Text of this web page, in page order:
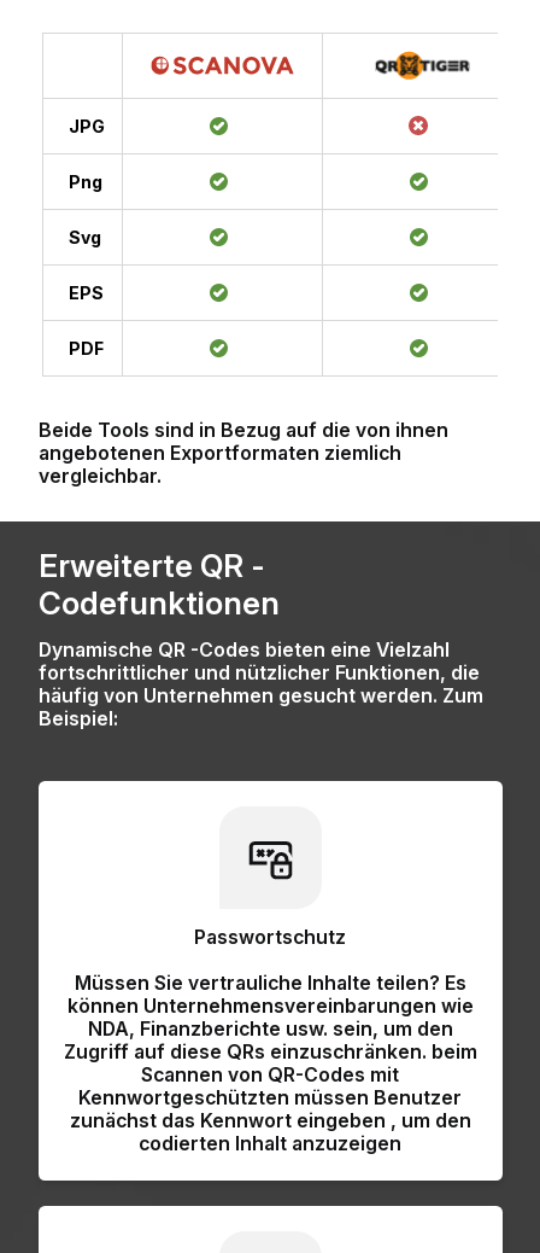
JPG
Png
Svg
EPS
PDF
Beide Tools sind in Bezug auf die von ihnen
angebotenen Exportformaten ziemlich
vergleichbar.
Erweiterte QR -
Codefunktionen
Dynamische QR -Codes bieten eine Vielzahl
fortschrittlicher und nützlicher Funktionen, die
häufig von Unternehmen gesucht werden. Zum
Beispiel:
Passwortschutz
Müssen Sie vertrauliche Inhalte teilen? Es
können Unternehmensvereinbarungen wie
NDA, Finanzberichte usw. sein, um den
Zugriff auf diese QRs einzuschränken. beim
Scannen von QR-Codes mit
Kennwortgeschützten müssen Benutzer
zunächst das Kennwort eingeben , um den
codierten Inhalt anzuzeigen